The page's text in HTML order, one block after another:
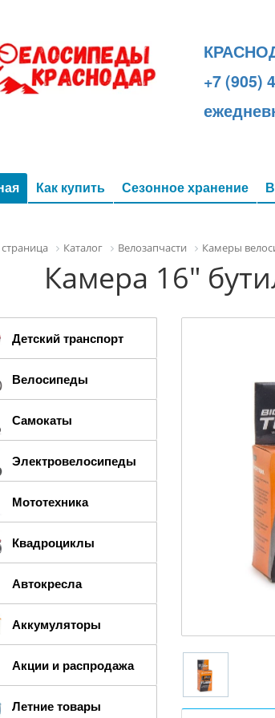
+7 (905)
Как купить Сезонное хранение
Каталог Велозапчасти Камеры
Камера 16"
Детский транспорт
Велосипеды
Самокаты
Электровелосипеды
Мототехника
Квадроциклы
Автокресла
Аккумуляторы
Акции и распродажа
Летние товары